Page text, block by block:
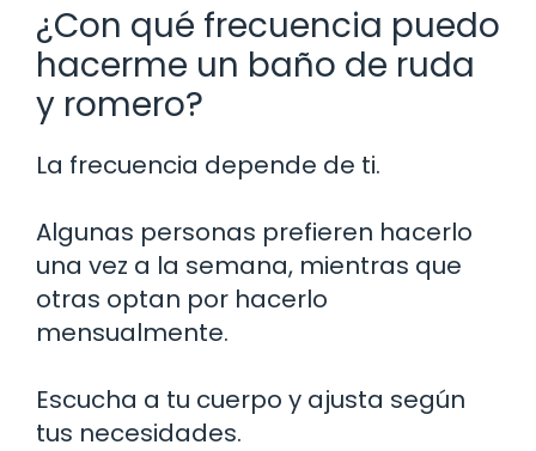
¿Con qué frecuencia puedo
hacerme un baño de ruda
y romero?
La frecuencia depende de ti.
Algunas personas prefieren hacerlo
una vez a la semana, mientras que
otras optan por hacerlo
mensualmente.
Escucha a tu cuerpo y ajusta según
tus necesidades.